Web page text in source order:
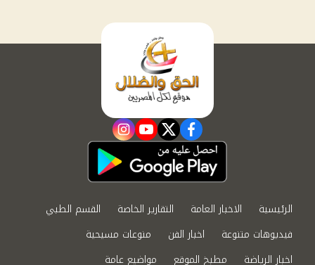
facebook
twitter
youtube
instagram
الرئيسية الاخبار العامة التقارير الخاصة
القسم الطبي
فيديوهات متنوعة
اخبار الفن
منوعات مسيحية
اخبار الرياضة
مطبخ الموقع مواضيع عامة